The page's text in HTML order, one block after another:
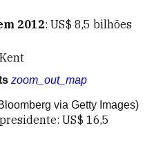
2012: US$ 8,5 bilhões
zoom_out_map
via Getty Images)
US$ 16,5